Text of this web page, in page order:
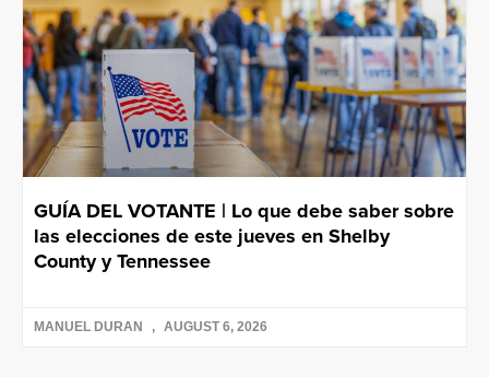
GUÍA DEL VOTANTE | Lo que debe saber sobre
las elecciones de este jueves en Shelby
County y Tennessee
MANUEL DURAN AUGUST 6, 2026